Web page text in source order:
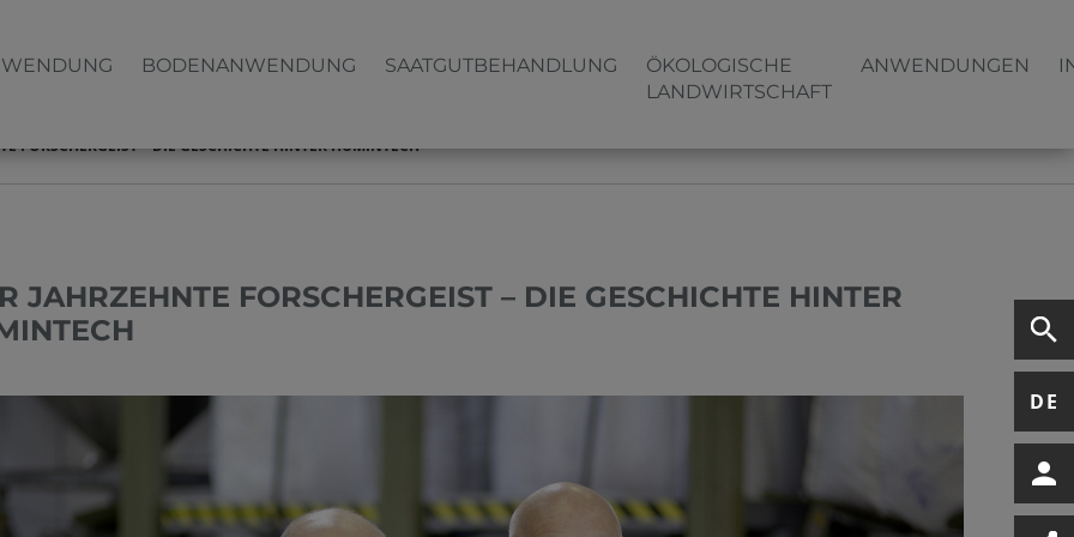
BODENANWENDUNG SAATGUTBEHANDLUNG
ÖKOLOGISCHE
LANDWIRTSCHAFT
ANWENDUNGEN
DE
FORSCHERGEIST – DIE GESCHICHTE HINTER HUMINTECH
JAHRZEHNTE FORSCHERGEIST – DIE GESCHICHTE HINTER